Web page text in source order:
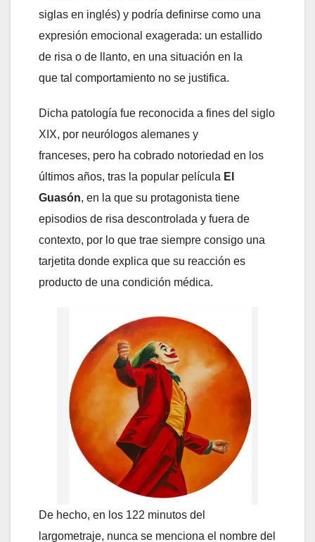
siglas en inglés) y podría definirse como una
expresión emocional exagerada: un estallido
de risa o de llanto, en una situación en la
que tal comportamiento no se justifica.
Dicha patología fue reconocida a fines del siglo
XIX, por neurólogos alemanes y
franceses, pero ha cobrado notoriedad en los
últimos años, tras la popular película El
Guasón, en la que su protagonista tiene
episodios de risa descontrolada y fuera de
contexto, por lo que trae siempre consigo una
tarjetita donde explica que su reacción es
producto de una condición médica.
De hecho, en los 122 minutos del
largometraje, nunca se menciona el nombre del